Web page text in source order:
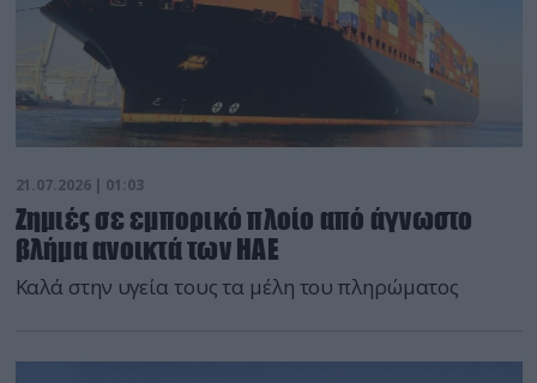
21.07.2026 | 01:03
Ζημιές σε εμπορικό πλοίο από άγνωστο
βλήμα ανοικτά των ΗΑΕ
Καλά στην υγεία τους τα μέλη του πληρώματος